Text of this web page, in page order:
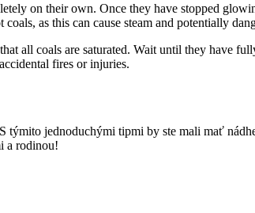
on their ‌own. Once they have stopped
as this⁢ can cause steam and potentially
all⁤ coals ⁢are saturated. Wait until⁢ they ‌have
fires ‌or injuries.
jednoduchými tipmi by ste‌ mali mať
a rodinou!